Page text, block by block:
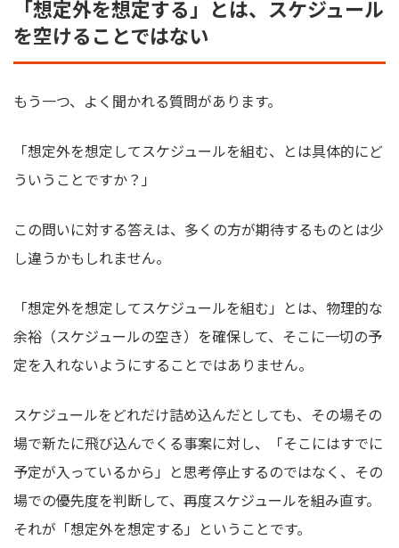
「想定外を想定する」とは、スケジュール
を空けることではない
もう一つ、よく聞かれる質問があります。
「想定外を想定してスケジュールを組む、とは具体的にど
ういうことですか？」
この問いに対する答えは、多くの方が期待するものとは少
し違うかもしれません。
「想定外を想定してスケジュールを組む」とは、物理的な
余裕（スケジュールの空き）を確保して、そこに一切の予
定を入れないようにすることではありません。
スケジュールをどれだけ詰め込んだとしても、その場その
場で新たに飛び込んでくる事案に対し、「そこにはすでに
予定が入っているから」と思考停止するのではなく、その
場での優先度を判断して、再度スケジュールを組み直す。
それが「想定外を想定する」ということです。